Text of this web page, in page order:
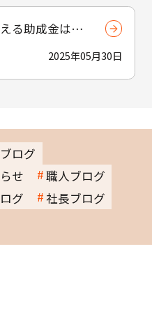
る助成金はあ
るコツを紹介2025年05月30日
ログ
せ
職人ブログ
グ
社長ブログ